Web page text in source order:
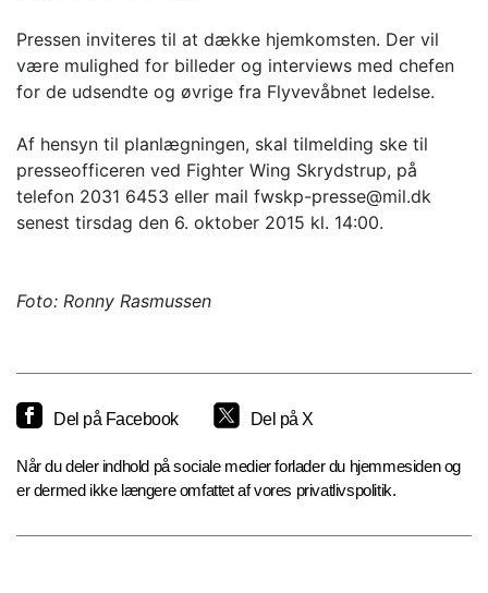
Pressen inviteres til at dække hjemkomsten. Der vil
være mulighed for billeder og interviews med chefen
for de udsendte og øvrige fra Flyvevåbnet ledelse.
Af hensyn til planlægningen, skal tilmelding ske til
presseofficeren ved Fighter Wing Skrydstrup, på
telefon 2031 6453 eller mail fwskp-presse@mil.dk
senest tirsdag den 6. oktober 2015 kl. 14:00.
Foto: Ronny Rasmussen
Del på Facebook Del på X
Når du deler indhold på sociale medier forlader du hjemmesiden og
er dermed ikke længere omfattet af vores privatlivspolitik.